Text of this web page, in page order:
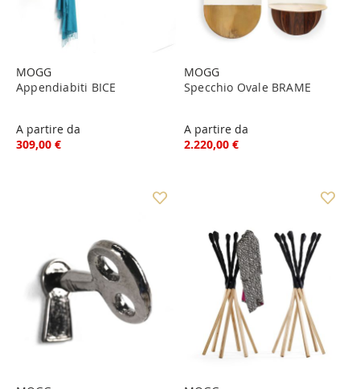
MOGG
Appendiabiti BICE
A partire da
309,00 €
MOGG
Specchio Ovale BRAME
A partire da
2.220,00 €